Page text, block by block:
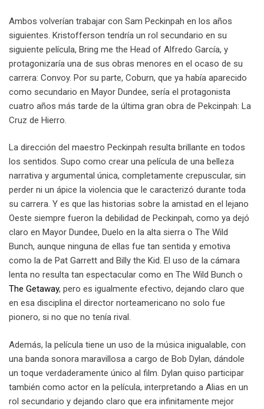
Ambos volverían trabajar con Sam Peckinpah en los años
siguientes. Kristofferson tendría un rol secundario en su
siguiente película, Bring me the Head of Alfredo García, y
protagonizaría una de sus obras menores en el ocaso de su
carrera: Convoy. Por su parte, Coburn, que ya había aparecido
como secundario en Mayor Dundee, sería el protagonista
cuatro años más tarde de la última gran obra de Pekcinpah: La
Cruz de Hierro.
La dirección del maestro Peckinpah resulta brillante en todos
los sentidos. Supo como crear una película de una belleza
narrativa y argumental única, completamente crepuscular, sin
perder ni un ápice la violencia que le caracterizó durante toda
su carrera. Y es que las historias sobre la amistad en el lejano
Oeste siempre fueron la debilidad de Peckinpah, como ya dejó
claro en Mayor Dundee, Duelo en la alta sierra o The Wild
Bunch, aunque ninguna de ellas fue tan sentida y emotiva
como la de Pat Garrett and Billy the Kid. El uso de la cámara
lenta no resulta tan espectacular como en The Wild Bunch o
The Getaway, pero es igualmente efectivo, dejando claro que
en esa disciplina el director norteamericano no solo fue
pionero, si no que no tenía rival.
Además, la película tiene un uso de la música inigualable, con
una banda sonora maravillosa a cargo de Bob Dylan, dándole
un toque verdaderamente único al film. Dylan quiso participar
también como actor en la película, interpretando a Alias en un
rol secundario y dejando claro que era infinitamente mejor